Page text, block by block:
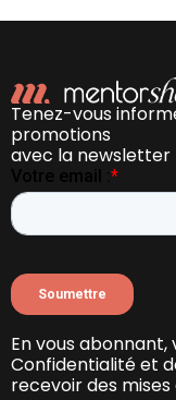
Tenez-vous
promotions
avec la newsletter
En vous
Confidentialité et
recevoir des